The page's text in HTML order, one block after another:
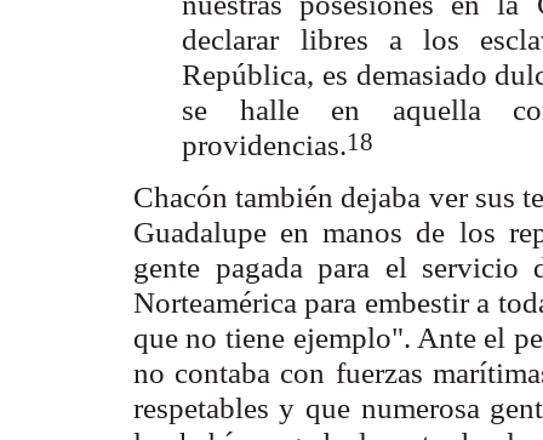
declarar
libres a los
República, es demasiado
se halle en aquella
providencias.18
Chacón también dejaba ver sus
Guadalupe en manos de los
gente pagada para el servicio
Norteamérica para embestir a
que no tiene ejemplo". Ante el
no contaba con fuerzas
respetables y que numerosa